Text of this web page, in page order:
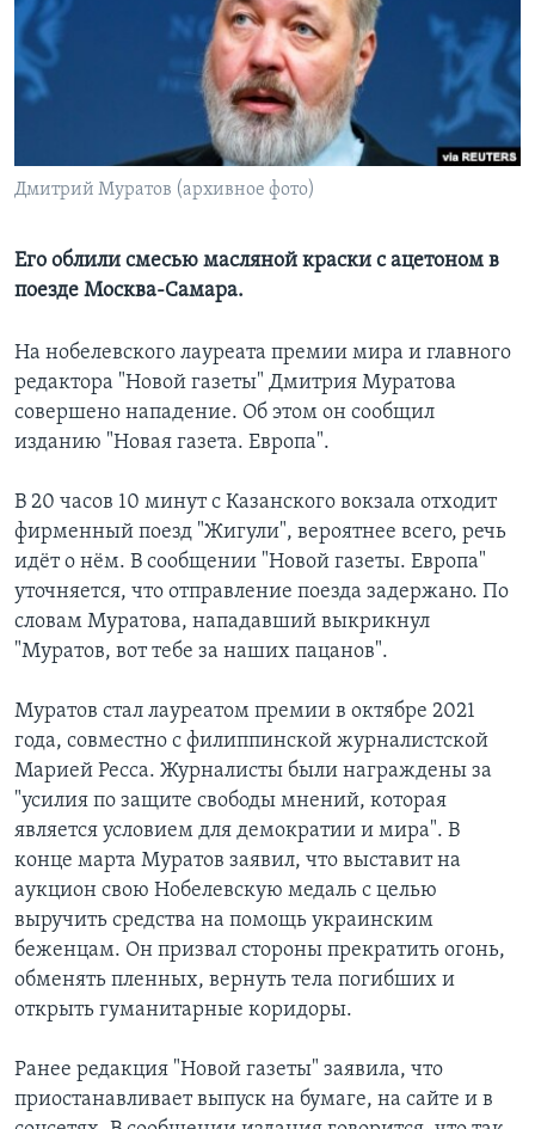
Learning English
СОЦИАЛЬНЫЕ СЕТИ
Дмитрий Муратов (архивное фото)
Его облили смесью масляной краски с ацетоном в
поезде Москва-Самара.
На нобелевского лауреата премии мира и главного
редактора "Новой газеты" Дмитрия Муратова
совершено нападение. Об этом он сообщил
изданию "Новая газета. Европа".
В 20 часов 10 минут с Казанского вокзала отходит
фирменный поезд "Жигули", вероятнее всего, речь
идёт о нём. В сообщении "Новой газеты. Европа"
уточняется, что отправление поезда задержано. По
словам Муратова, нападавший выкрикнул
"Муратов, вот тебе за наших пацанов".
Муратов стал лауреатом премии в октябре 2021
года, совместно с филиппинской журналистской
Марией Ресса. Журналисты были награждены за
"усилия по защите свободы мнений, которая
является условием для демократии и мира". В
конце марта Муратов заявил, что выставит на
аукцион свою Нобелевскую медаль с целью
выручить средства на помощь украинским
беженцам. Он призвал стороны прекратить огонь,
обменять пленных, вернуть тела погибших и
открыть гуманитарные коридоры.
Ранее редакция "Новой газеты" заявила, что
приостанавливает выпуск на бумаге, на сайте и в